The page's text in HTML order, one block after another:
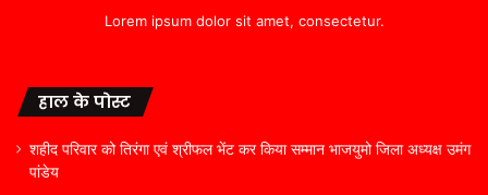
Lorem ipsum dolor sit amet, consectetur.
हाल के पोस्ट
शहीद परिवार को तिरंगा एवं श्रीफल भेंट कर किया सम्मान भाजयुमो जिला अध्यक्ष उमंग
पांडेय